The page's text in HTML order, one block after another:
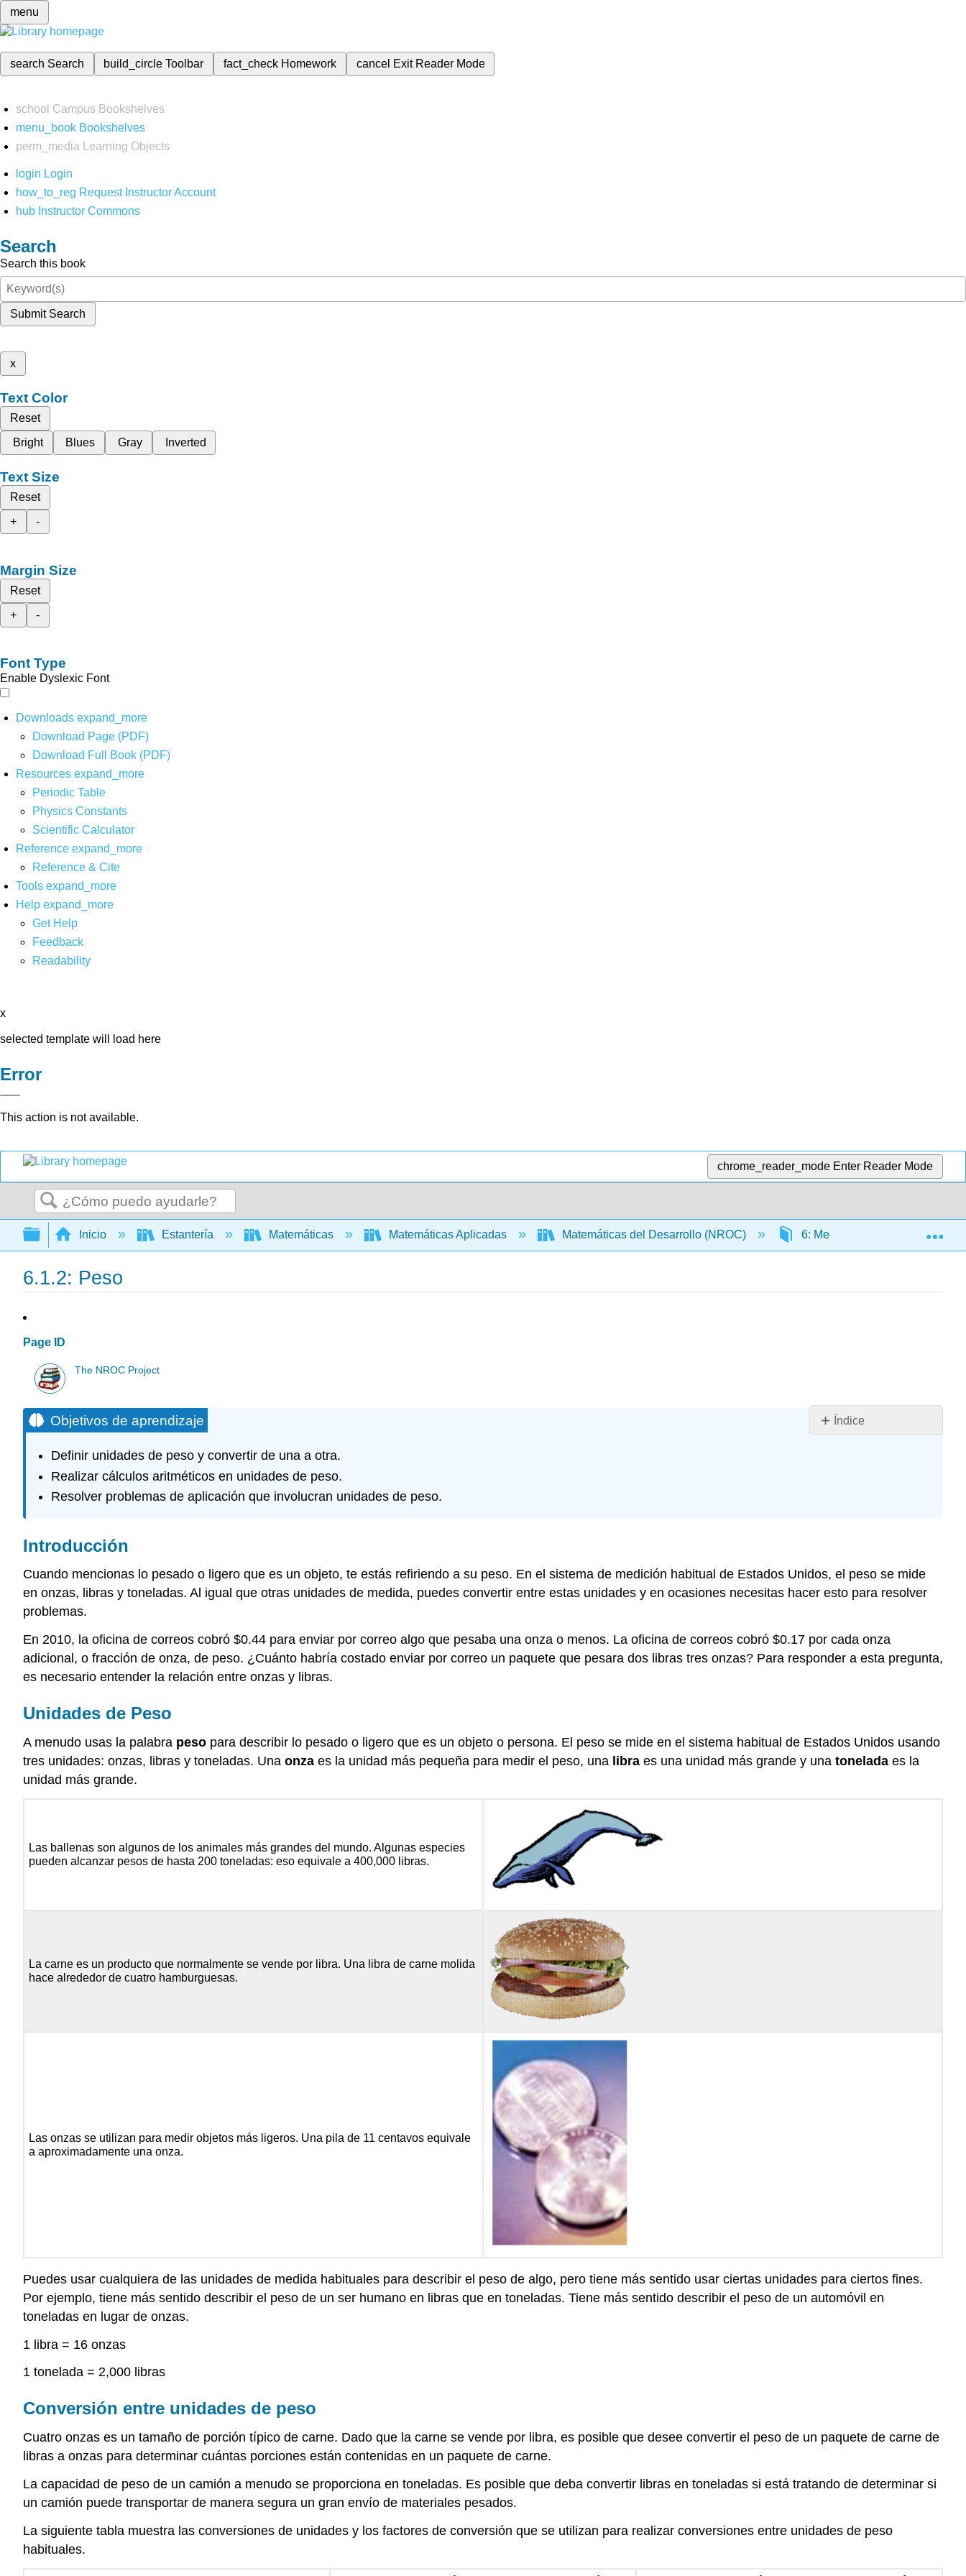
menu
search Search build_circleToolbar fact_check Homework cancel Exit Reader Mode
school Campus Bookshelves
menu_book Bookshelves
perm_media
Learning Objects
login Login
how_to_reg Request Instructor Account
hub Instructor Commons
Search
Search this book
Submit Search
x
Text Color
Reset
Bright
Blues Gray Inverted
Text Size
Reset
+
-
Margin Size
Reset
+
-
Font Type
Enable Dyslexic Font
Downloads expand_more
Download Page (PDF)
Download Full Book (PDF)
Resources expand_more
Periodic Table
Physics Constants
Scientific Calculator
Reference expand_more
Reference & Cite
Tools expand_more
Help expand_more
Get Help
Feedback
Readability
x
selected template will load here
Error
This action is not available.
chrome_reader_mode Enter Reader Mode
Buscar
Expandir/contraer jerarquía global
Inicio Estantería Matemáticas Matemáticas Aplicadas Matemáticas del Desarrollo (NROC) 6: Medición 6.1:
6.1.2: Peso
Page ID
The NROC Project
Índice
entre
unidades
Ejemplo
Ejemplo
de
unidades
Objetivos de aprendizaje
Definir unidades de peso y convertir de una a otra.
Realizar cálculos aritméticos en unidades de peso.
Resolver problemas de aplicación que involucran unidades de peso.
Introducción
Cuando mencionas lo pesado o ligero que es un objeto, te estás refiriendo a su peso. En el sistema de medición habitual de Estados Unidos, el peso se mide
en onzas, libras y toneladas. Al igual que otras unidades de medida, puedes convertir entre estas unidades y en ocasiones necesitas hacer esto para resolver
problemas.
En 2010, la oficina de correos cobró $0.44 para enviar por correo algo que pesaba una onza o menos. La oficina de correos cobró $0.17 por cada onza
adicional, o fracción de onza, de peso. ¿Cuánto habría costado enviar por correo un paquete que pesara dos libras tres onzas? Para responder a esta pregunta,
es necesario entender la relación entre onzas y libras.
Unidades de Peso
A menudo usas la palabra peso para describir lo pesado o ligero que es un objeto o persona. El peso se mide en el sistema habitual de Estados Unidos usando
tres unidades: onzas, libras y toneladas. Una onza es la unidad más pequeña para medir el peso, una libra es una unidad más grande y una tonelada es la
unidad más grande.
Las ballenas son algunos de los animales más grandes del mundo. Algunas especies
pueden alcanzar pesos de hasta 200 toneladas: eso equivale a 400,000 libras.
La carne es un producto que normalmente se vende por libra. Una libra de carne molida
hace alrededor de cuatro hamburguesas.
Las onzas se utilizan para medir objetos más ligeros. Una pila de 11 centavos equivale
a aproximadamente una onza.
Puedes usar cualquiera de las unidades de medida habituales para describir el peso de algo, pero tiene más sentido usar ciertas unidades para ciertos fines.
Por ejemplo, tiene más sentido describir el peso de un ser humano en libras que en toneladas. Tiene más sentido describir el peso de un automóvil en
toneladas en lugar de onzas.
1 libra = 16 onzas
1 tonelada = 2,000 libras
Conversión entre unidades de peso
Cuatro onzas es un tamaño de porción típico de carne. Dado que la carne se vende por libra, es posible que desee convertir el peso de un paquete de carne de
libras a onzas para determinar cuántas porciones están contenidas en un paquete de carne.
La capacidad de peso de un camión a menudo se proporciona en toneladas. Es posible que deba convertir libras en toneladas si está tratando de determinar si
un camión puede transportar de manera segura un gran envío de materiales pesados.
La siguiente tabla muestra las conversiones de unidades y los factores de conversión que se utilizan para realizar conversiones entre unidades de peso
habituales.